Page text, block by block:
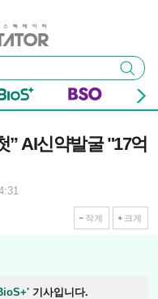
검색
” AI신약발굴 "17억
작게 크게
기사입니다.